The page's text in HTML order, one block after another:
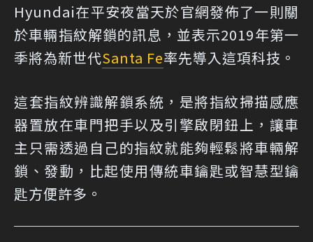
Hyundai在平安夜當天於官網發佈了一則關
於車輛指紋解鎖的訊息，並表示2019年第一
季將為新世代Santa Fe率先導入這項科技。
這套指紋辨識解鎖系統，是將指紋掃描感應
器置放在車門把手以及引擎啟閉鈕上，讓車
主只需透過自己的指紋就能夠輕鬆將車輛解
鎖、發動，比起使用傳統車鑰匙或智慧型鑰
匙方便許多。